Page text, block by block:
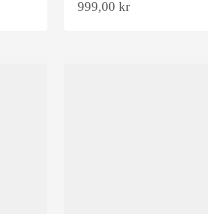
Salgspris
999,00 kr